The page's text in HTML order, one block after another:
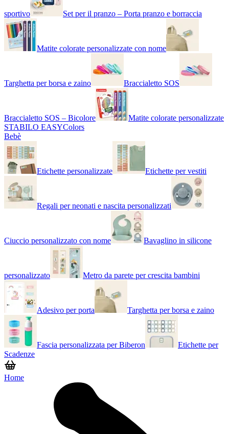
sportivo Set per il pranzo – Porta pranzo e borraccia
Matite colorate personalizzate con nome
Targhetta per borsa e zaino Braccialetto SOS
Braccialetto SOS – Bicolore
Matite colorate personalizzate
STABILO EASYColors
Bebè
Etichette personalizzate Etichette per vestiti
Regali per neonati e nascita personalizzati
Ciuccio personalizzato con nome Bavaglino in silicone
personalizzato Metro da parete per crescita bambini
Adesivo per porta Targhetta per borsa e zaino
Fascia personalizzata per Biberon
Etichette per
Scadenze
Home